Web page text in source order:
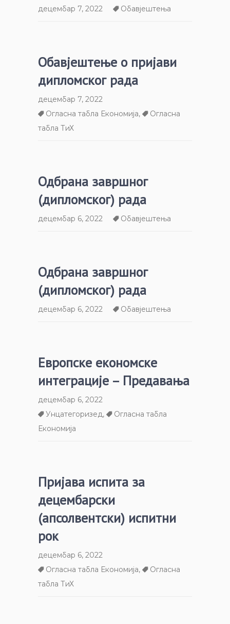
децембар 7, 2022 Обавјештења
Обавјештење о пријави
дипломског рада
децембар 7, 2022
Огласна табла Економија,
Огласна
табла ТиХ
Одбрана завршног
(дипломског) рада
децембар 6, 2022 Обавјештења
Одбрана завршног
(дипломског) рада
децембар 6, 2022 Обавјештења
Европске економске
интеграције – Предавања
децембар 6, 2022
Унцатегоризед,
Огласна табла
Економија
Пријава испита за
децембарски
(апсолвентски) испитни
рок
децембар 6, 2022
Огласна табла Економија,
Огласна
табла ТиХ